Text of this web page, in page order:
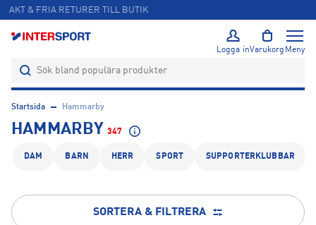
ÖPPET KÖP I 365 DAGAR
Logga inVarukorg Meny
Startsida Hammarby
HAMMARBY 347
DAM BARN HERR SPORT SUPPORTERKLUBBAR
SORTERA & FILTRERA